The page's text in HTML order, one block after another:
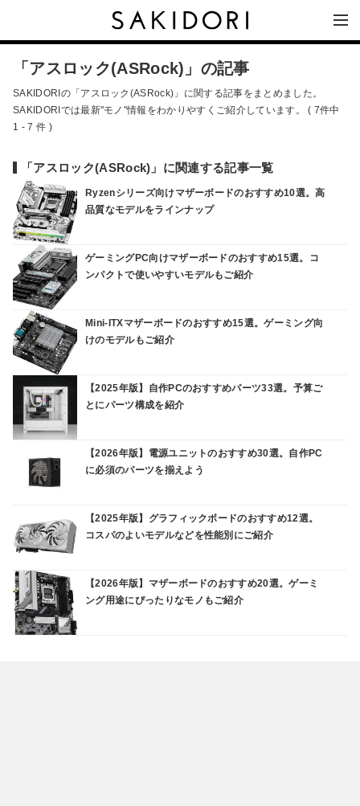
「アスロック(ASRock)」の記事
SAKIDORIの「アスロック(ASRock)」に関する記事をまとめました。
SAKIDORIでは最新"モノ"情報をわかりやすくご紹介しています。 ( 7件中
1 - 7 件 )
「アスロック(ASRock)」に関連する記事一覧
Ryzenシリーズ向けマザーボードのおすすめ10選。高
品質なモデルをラインナップ
ゲーミングPC向けマザーボードのおすすめ15選。コ
ンパクトで使いやすいモデルもご紹介
Mini-ITXマザーボードのおすすめ15選。ゲーミング向
けのモデルもご紹介
【2025年版】自作PCのおすすめパーツ33選。予算ご
とにパーツ構成を紹介
【2026年版】電源ユニットのおすすめ30選。自作PC
に必須のパーツを揃えよう
【2025年版】グラフィックボードのおすすめ12選。
コスパのよいモデルなどを性能別にご紹介
【2026年版】マザーボードのおすすめ20選。ゲーミ
ング用途にぴったりなモノもご紹介